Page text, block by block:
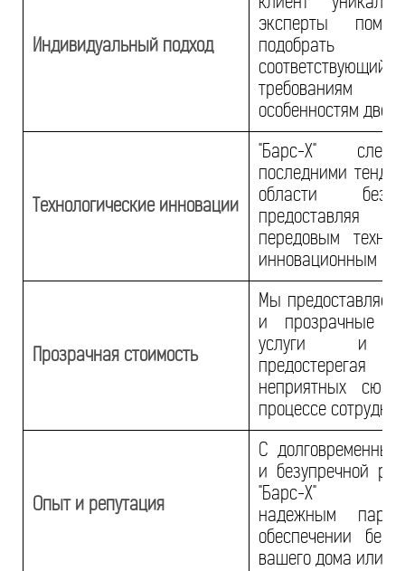
Индивидуальный подход
эксперты
подобрать
особенностям
Технологические инновации
"Барс-Х"
последними
области
предоставляя
передовым
инновационным
Прозрачная стоимость
Мы предоставляем
и прозрачные
услуги и
неприятных
процессе
Опыт и репутация
С
и безупречной
"Барс-Х"
надежным
обеспечении
вашего дома или